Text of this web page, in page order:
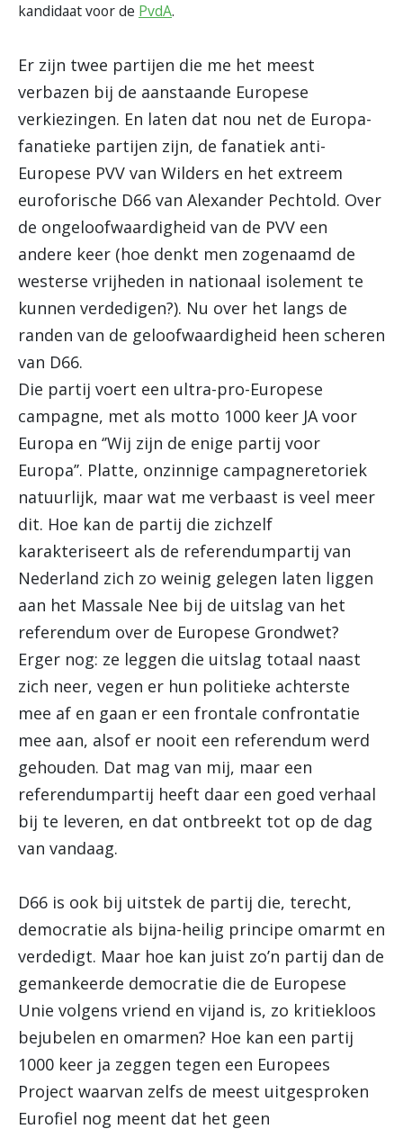
kandidaat voor de PvdA.
Er zijn twee partijen die me het meest
verbazen bij de aanstaande Europese
verkiezingen. En laten dat nou net de Europa-
fanatieke partijen zijn, de fanatiek anti-
Europese PVV van Wilders en het extreem
euroforische D66 van Alexander Pechtold. Over
de ongeloofwaardigheid van de PVV een
andere keer (hoe denkt men zogenaamd de
westerse vrijheden in nationaal isolement te
kunnen verdedigen?). Nu over het langs de
randen van de geloofwaardigheid heen scheren
van D66.
Die partij voert een ultra-pro-Europese
campagne, met als motto 1000 keer JA voor
Europa en ‘’Wij zijn de enige partij voor
Europa’’. Platte, onzinnige campagneretoriek
natuurlijk, maar wat me verbaast is veel meer
dit. Hoe kan de partij die zichzelf
karakteriseert als de referendumpartij van
Nederland zich zo weinig gelegen laten liggen
aan het Massale Nee bij de uitslag van het
referendum over de Europese Grondwet?
Erger nog: ze leggen die uitslag totaal naast
zich neer, vegen er hun politieke achterste
mee af en gaan er een frontale confrontatie
mee aan, alsof er nooit een referendum werd
gehouden. Dat mag van mij, maar een
referendumpartij heeft daar een goed verhaal
bij te leveren, en dat ontbreekt tot op de dag
van vandaag.
D66 is ook bij uitstek de partij die, terecht,
democratie als bijna-heilig principe omarmt en
verdedigt. Maar hoe kan juist zo’n partij dan de
gemankeerde democratie die de Europese
Unie volgens vriend en vijand is, zo kritiekloos
bejubelen en omarmen? Hoe kan een partij
1000 keer ja zeggen tegen een Europees
Project waarvan zelfs de meest uitgesproken
Eurofiel nog meent dat het geen